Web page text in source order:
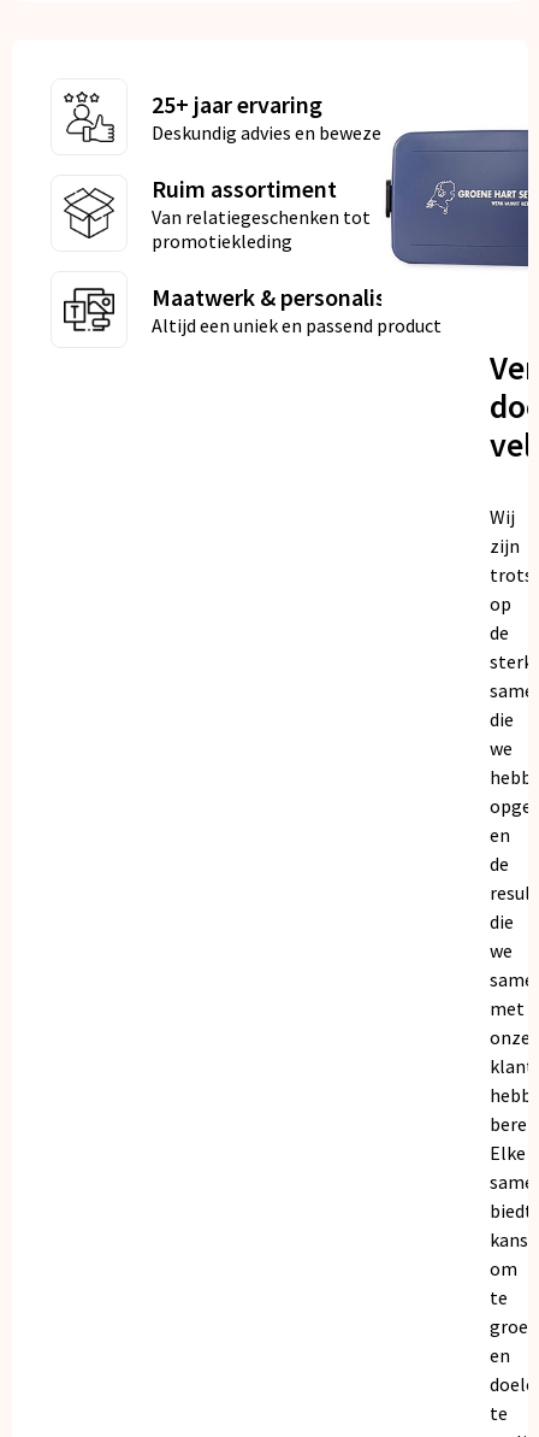
25+ jaar ervaring
Deskundig advies en bewezen kwaliteit
Ruim assortiment
Van relatiegeschenken tot
promotiekleding
Maatwerk & personalisatie
Altijd een uniek en passend product
Wij
zijn
trots
op
de
die
we
en
de
die
we
met
onze
Elke
biedt
om
te
en
te